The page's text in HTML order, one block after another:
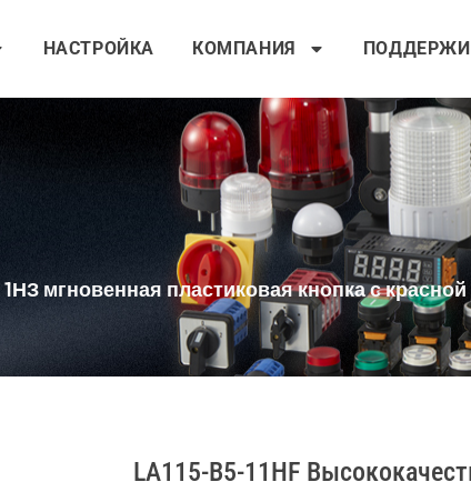
НАСТРОЙКА КОМПАНИЯ
мгновенная пластиковая кнопка с
LA115-B5-11HF